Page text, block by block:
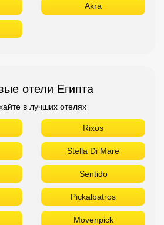
Akra
отели Египта
в лучших отелях
Rixos
Stella Di Mare
Sentido
Pickalbatros
Movenpick